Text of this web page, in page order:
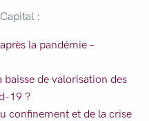
:
la pandémie –
de valorisation des
19 ?
confinement et de la crise